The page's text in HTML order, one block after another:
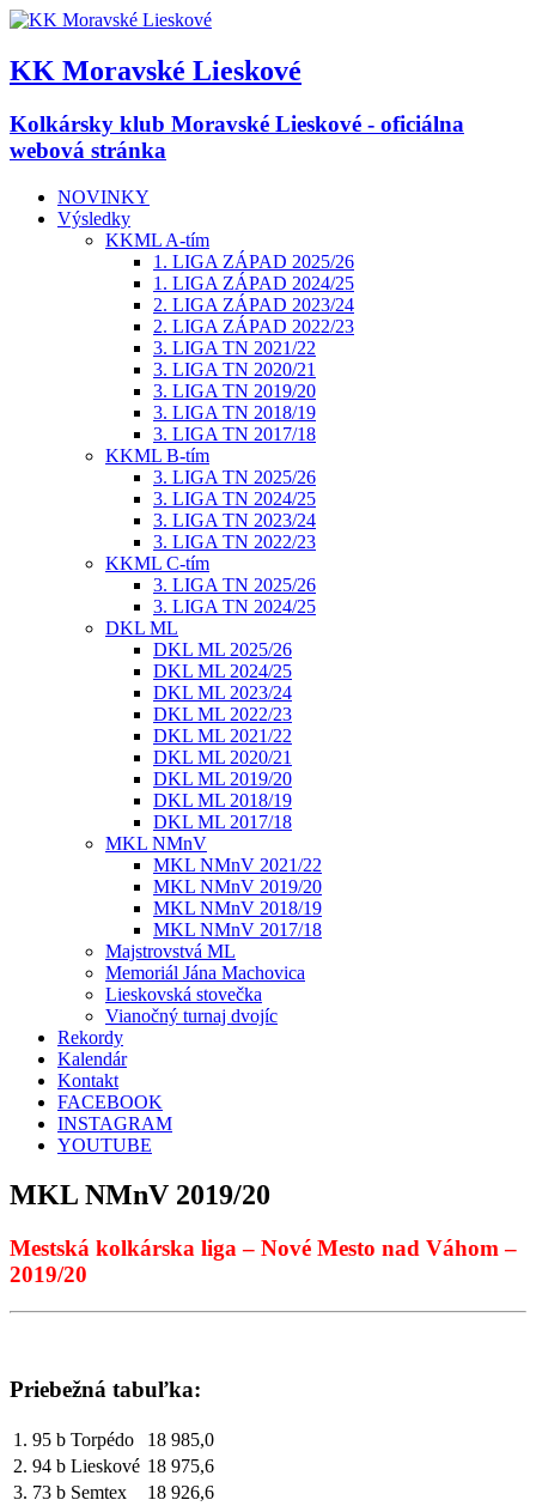
KK Moravské Lieskové
Kolkársky klub Moravské Lieskové - oficiálna
webová stránka
NOVINKY
Výsledky
KKML A-tím
1. LIGA ZÁPAD 2025/26
1. LIGA ZÁPAD 2024/25
2. LIGA ZÁPAD 2023/24
2. LIGA ZÁPAD 2022/23
3. LIGA TN 2021/22
3. LIGA TN 2020/21
3. LIGA TN 2019/20
3. LIGA TN 2018/19
3. LIGA TN 2017/18
KKML B-tím
3. LIGA TN 2025/26
3. LIGA TN 2024/25
3. LIGA TN 2023/24
3. LIGA TN 2022/23
KKML C-tím
3. LIGA TN 2025/26
3. LIGA TN 2024/25
DKL ML
DKL ML 2025/26
DKL ML 2024/25
DKL ML 2023/24
DKL ML 2022/23
DKL ML 2021/22
DKL ML 2020/21
DKL ML 2019/20
DKL ML 2018/19
DKL ML 2017/18
MKL NMnV
MKL NMnV 2021/22
MKL NMnV 2019/20
MKL NMnV 2018/19
MKL NMnV 2017/18
Majstrovstvá ML
Memoriál Jána Machovica
Lieskovská stovečka
Vianočný turnaj dvojíc
Rekordy
Kalendár
Kontakt
FACEBOOK
INSTAGRAM
YOUTUBE
MKL NMnV 2019/20
Mestská kolkárska liga – Nové Mesto nad Váhom –
2019/20
Priebežná tabuľka:
1. 95 b Torpédo 18 985,0
2. 94 b Lieskové 18 975,6
3. 73 b Semtex 18 926,6